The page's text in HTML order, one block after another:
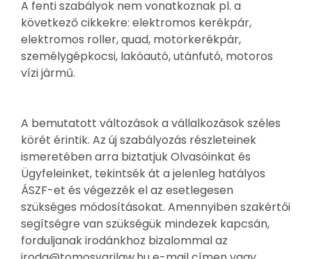
A fenti szabályok nem vonatkoznak pl. a
következő cikkekre: elektromos kerékpár,
elektromos roller, quad, motorkerékpár,
személygépkocsi, lakóautó, utánfutó, motoros
vízi jármű.
A bemutatott változások a vállalkozások széles
körét érintik. Az új szabályozás részleteinek
ismeretében arra biztatjuk Olvasóinkat és
Ügyfeleinket, tekintsék át a jelenleg hatályos
ÁSZF-et és végezzék el az esetlegesen
szükséges módosításokat. Amennyiben szakértői
segítségre van szükségük mindezek kapcsán,
forduljanak irodánkhoz bizalommal az